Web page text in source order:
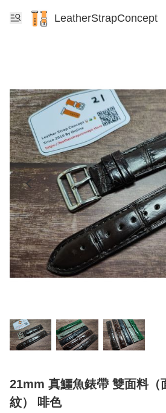
LeatherStrapConcept
21mm 真鱷魚錶帶 雙面料（
紋） 啡色